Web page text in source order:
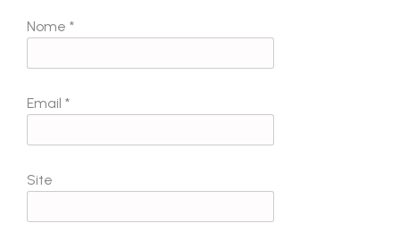
Nome *
Email *
Site